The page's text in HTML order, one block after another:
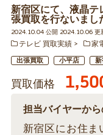
新宿区にて、液晶
張買取を行ないまし
2024.10.04 公開 2024.10.06 更
テレビ 買取実績
家
出張買取 小平店 新
買取価格
担当バイヤーから
新宿区にお住ま